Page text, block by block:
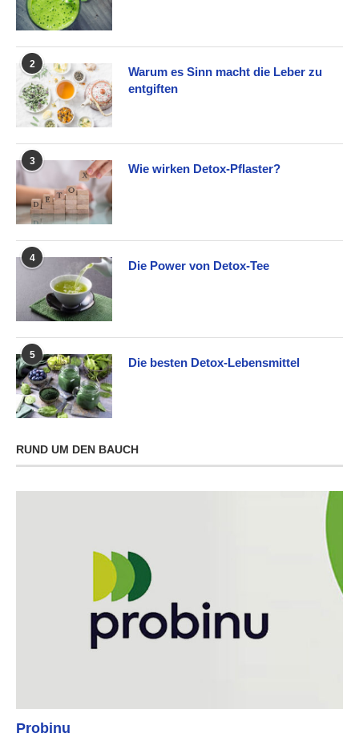
2
Warum es Sinn macht die Leber zu
entgiften
3
Wie wirken Detox-Pflaster?
4
Die Power von Detox-Tee
5
Die besten Detox-Lebensmittel
RUND UM DEN BAUCH
Probinu